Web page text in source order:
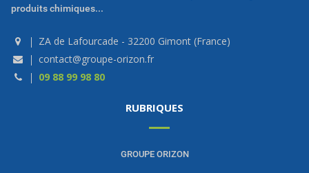
produits chimiques...
ZA de Lafourcade - 32200 Gimont (France)
contact@groupe-orizon.fr
09 88 99 98 80
RUBRIQUES
GROUPE ORIZON